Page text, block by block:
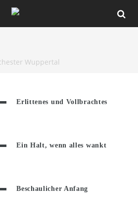
Wuppertal
Erlittenes und Vollbrachtes
Ein Halt, wenn alles wankt
Beschaulicher Anfang